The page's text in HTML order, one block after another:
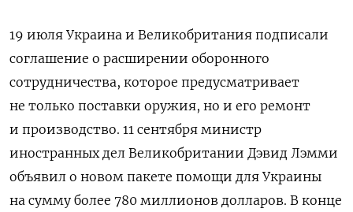
19 июля Украина и Великобритания подписали
соглашение о расширении оборонного
сотрудничества, которое предусматривает
не только поставки оружия, но и его ремонт
и производство. 11 сентября министр
иностранных дел Великобритании Дэвид Лэмми
объявил о новом пакете помощи для Украины
на сумму более 780 миллионов долларов. В конце